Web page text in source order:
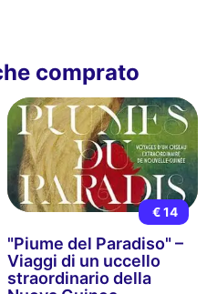
comprato
€ 14
"Piume del Paradiso" –
Viaggi di un uccello
straordinario della